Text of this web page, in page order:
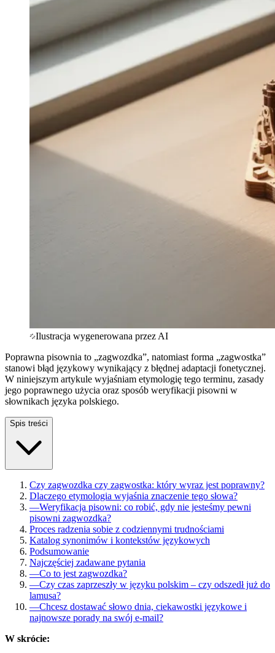
Ilustracja wygenerowana przez AI
Poprawna pisownia to „zagwozdka”, natomiast forma „zagwostka”
stanowi błąd językowy wynikający z błędnej adaptacji fonetycznej.
W niniejszym artykule wyjaśniam etymologię tego terminu, zasady
jego poprawnego użycia oraz sposób weryfikacji pisowni w
słownikach języka polskiego.
Spis treści
Czy zagwozdka czy zagwostka: który wyraz jest poprawny?
Dlaczego etymologia wyjaśnia znaczenie tego słowa?
—Weryfikacja pisowni: co robić, gdy nie jesteśmy pewni
pisowni zagwozdka?
Proces radzenia sobie z codziennymi trudnościami
Katalog synonimów i kontekstów językowych
Podsumowanie
Najczęściej zadawane pytania
—Co to jest zagwozdka?
—Czy czas zaprzeszły w języku polskim – czy odszedł już do
lamusa?
—Chcesz dostawać słowo dnia, ciekawostki językowe i
najnowsze porady na swój e-mail?
W skrócie: